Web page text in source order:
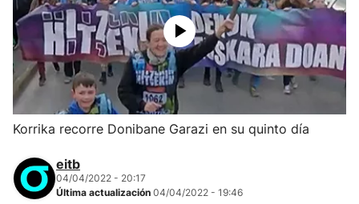
Korrika recorre Donibane Garazi en su quinto día
eitb
04/04/2022 - 20:17
Última actualización 04/04/2022 - 19:46